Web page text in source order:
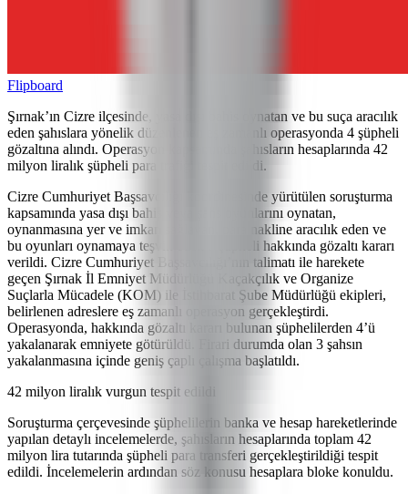
Flipboard
Şırnak’ın Cizre ilçesinde, yasa dışı bahis oynatan ve bu suça aracılık
eden şahıslara yönelik düzenlenen eş zamanlı operasyonda 4 şüpheli
gözaltına alındı. Operasyon kapsamında şahısların hesaplarında 42
milyon liralık şüpheli para trafiği tespit edildi.
Cizre Cumhuriyet Başsavcılığı koordinesinde yürütülen soruşturma
kapsamında yasa dışı bahis veya şans oyunlarını oynatan,
oynanmasına yer ve imkan sağlayan, para nakline aracılık eden ve
bu oyunları oynamaya teşvik eden 7 şüpheli hakkında gözaltı kararı
verildi. Cizre Cumhuriyet Başsavcılığı’nın talimatı ile harekete
geçen Şırnak İl Emniyet Müdürlüğü Kaçakçılık ve Organize
Suçlarla Mücadele (KOM) ile İstihbarat Şube Müdürlüğü ekipleri,
belirlenen adreslere eş zamanlı operasyon gerçekleştirdi.
Operasyonda, hakkında gözaltı kararı bulunan şüphelilerden 4’ü
yakalanarak emniyete götürüldü. Firari durumda olan 3 şahsın
yakalanmasına içinde geniş çaplı çalışma başlatıldı.
42 milyon liralık vurgun tespit edildi
Soruşturma çerçevesinde şüphelilerin banka ve hesap hareketlerinde
yapılan detaylı incelemelerde, şahısların hesaplarında toplam 42
milyon lira tutarında şüpheli para transferi gerçekleştirildiği tespit
edildi. İncelemelerin ardından söz konusu hesaplara bloke konuldu.